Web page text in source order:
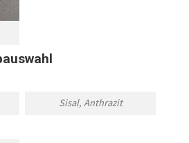
Sisal, Anthrazit